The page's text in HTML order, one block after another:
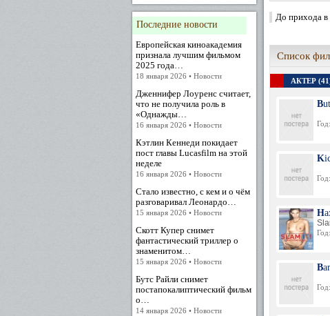
Последние новости
Европейская киноакадемия
признала лучшим фильмом
2025 года…
18 января 2026 • Новости
Дженнифер Лоуренс считает,
что не получила роль в
«Однажды…
16 января 2026 • Новости
Кэтлин Кеннеди покидает
пост главы Lucasfilm на этой
неделе
16 января 2026 • Новости
Стало известно, с кем и о чём
разговаривал Леонардо…
15 января 2026 • Новости
Скотт Купер снимет
фантастический триллер о
знаменитом…
15 января 2026 • Новости
Бутс Райли снимет
постапокалиптический фильм
о…
14 января 2026 • Новости
До прихода в
Список
АКТЕР
Год:
Год:
Год:
Год: